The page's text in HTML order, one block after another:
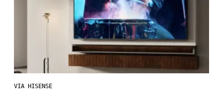
VIA HISENSE